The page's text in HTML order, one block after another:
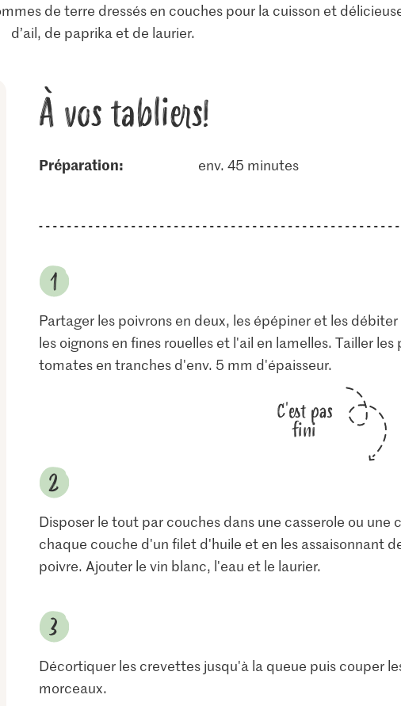
de terre dressés en couches pour la cuisson et
d’ail, de paprika et de laurier.
À vos tabliers!
Préparation: env. 45 minutes
Partager les poivrons en deux, les épépiner et les
les oignons en fines rouelles et l'ail en lamelles. Tailler
tomates en tranches d'env. 5 mm d'épaisseur.
C'est pas
fini
Disposer le tout par couches dans une casserole ou une
chaque couche d'un filet d'huile et en les assaisonnant
poivre. Ajouter le vin blanc, l'eau et le laurier.
Décortiquer les crevettes jusqu'à la queue puis couper
morceaux.